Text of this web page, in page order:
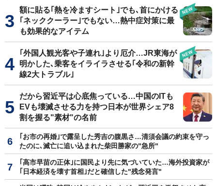
額に貼る｢熱を冷ますシート｣でも､首にかける
｢ネッククーラー｣でもない…熱中症対策に最
も効果的なアイテム
｢外国人観光客や子連れ｣より厄介…JR東海が
明かした､乗客をイライラさせる｢令和の新幹
線2大トラブル｣
だから習近平は心底焦っている…中国のITも
EVも壊滅させる力を持つ日本が世界シェア8
割を握る"素材"の名前
｢お市の再婚｣で露呈した秀吉の腹黒さ…清須会議の約束を守っ
たのに､滅亡に追い込まれた柴田勝家の"急所"
｢高市早苗の正体｣に国民より先に気づいていた…海外投資家が
｢日本経済を壊す首相｣だと確信した"残念発言"